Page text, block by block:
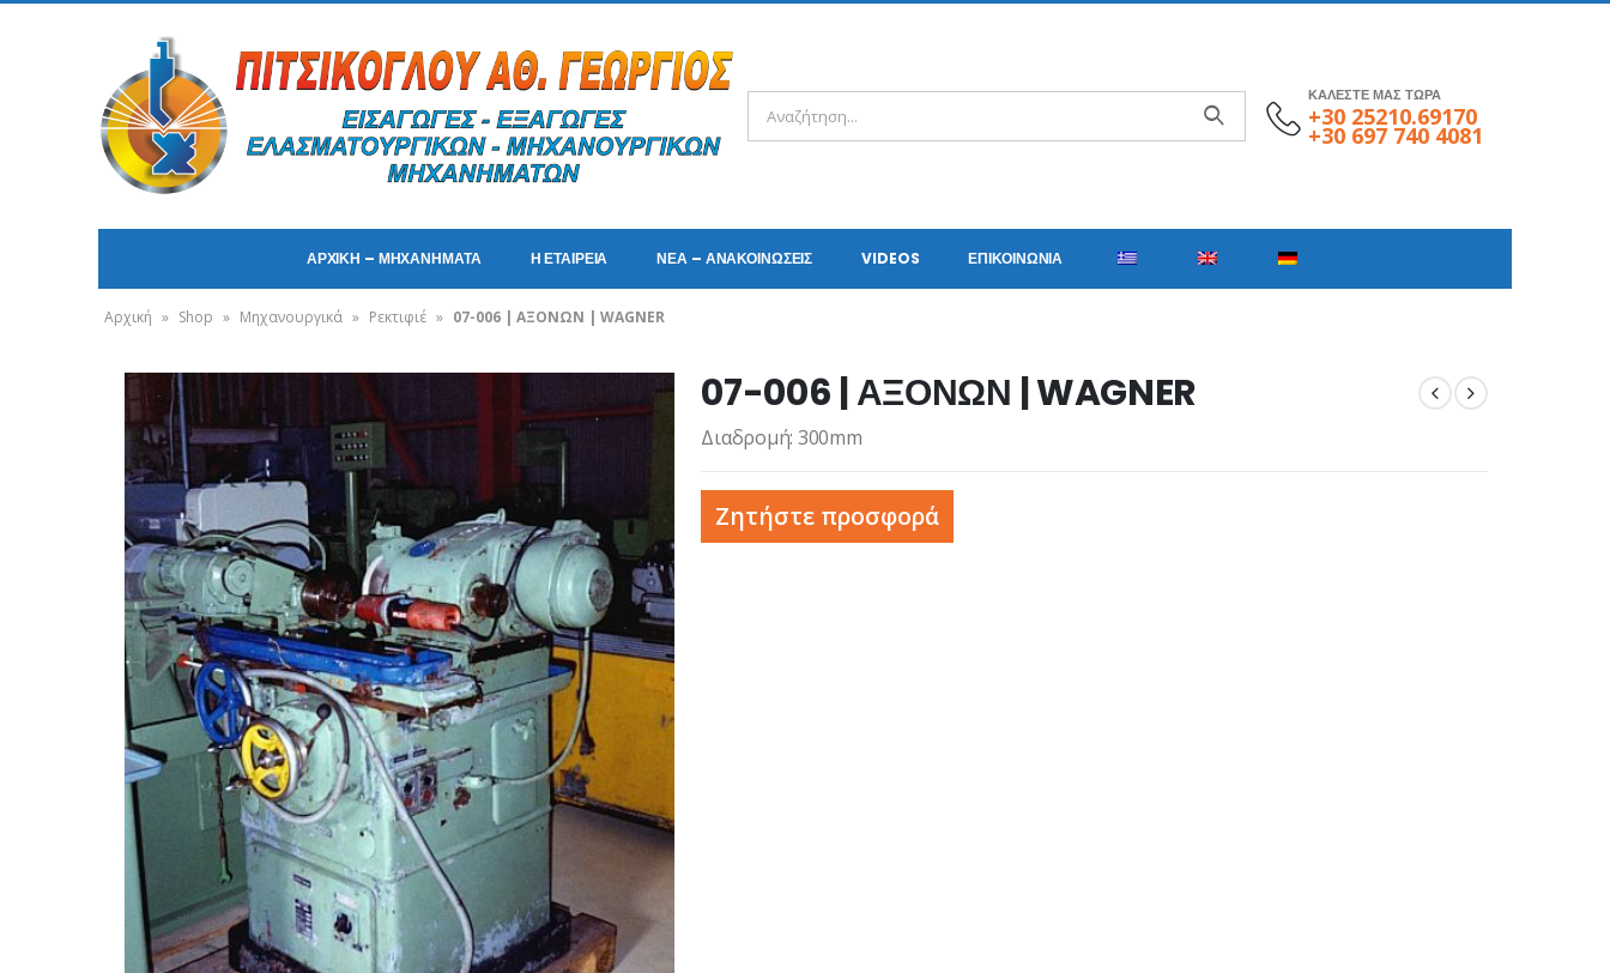
ΚΑΛΕΣΤΕ ΜΑΣ ΤΩΡΑ
+30 25210.69170
+30 697 740 4081
ΑΡΧΙΚΗ – ΜΗΧΑΝΗΜΑΤΑ Η ΕΤΑΙΡΕΊΑ ΝΈΑ – ΑΝΑΚΟΙΝΏΣΕΙΣ VIDEOS ΕΠΙΚΟΙΝΩΝΊΑ
Αρχική » Shop » Μηχανουργικά » Ρεκτιφιέ » 07-006 | ΑΞΟΝΩΝ | WAGNER
07-006 | ΑΞΟΝΩΝ | WAGNER
Διαδρομή: 300mm
Ζητήστε προσφορά